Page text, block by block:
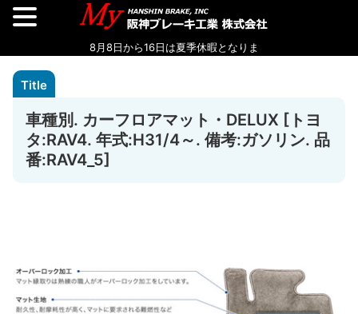
車種別. カーフロアマット・DELUX [トヨ
タ:RAV4. 年式:H31/4～. 備考:ガソリン. 品
番:RAV4_5]